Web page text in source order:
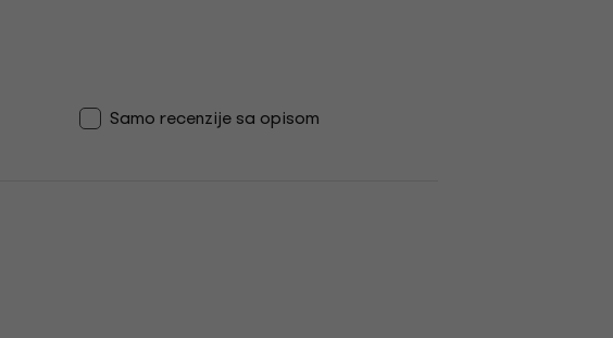
Samo recenzije sa opisom